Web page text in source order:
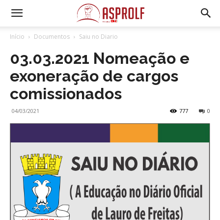
Início Documentos Saiu no Diario
03.03.2021 Nomeação e
exoneração de cargos
comissionados
04/03/2021 0
777